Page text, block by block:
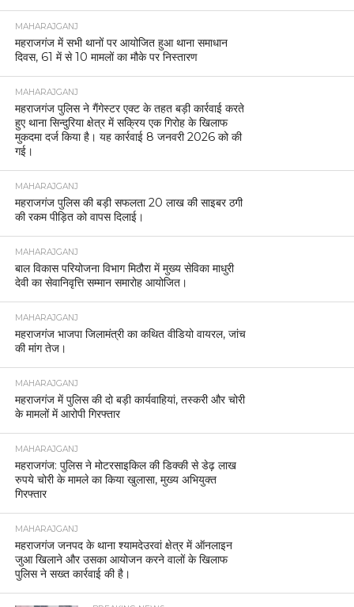
MAHARAJGANJ
महराजगंज में सभी थानों पर आयोजित हुआ थाना समाधान
दिवस, 61 में से 10 मामलों का मौके पर निस्तारण
MAHARAJGANJ
महराजगंज पुलिस ने गैंगेस्टर एक्ट के तहत बड़ी कार्रवाई करते
हुए थाना सिन्दुरिया क्षेत्र में सक्रिय एक गिरोह के खिलाफ
मुकदमा दर्ज किया है। यह कार्रवाई 8 जनवरी 2026 को की
गई।
MAHARAJGANJ
महराजगंज पुलिस की बड़ी सफलता 20 लाख की साइबर ठगी
की रकम पीड़ित को वापस दिलाई।
MAHARAJGANJ
बाल विकास परियोजना विभाग मिठौरा में मुख्य सेविका माधुरी
देवी का सेवानिवृत्ति सम्मान समारोह आयोजित।
MAHARAJGANJ
महराजगंज भाजपा जिलामंत्री का कथित वीडियो वायरल, जांच
की मांग तेज।
MAHARAJGANJ
महराजगंज में पुलिस की दो बड़ी कार्यवाहियां, तस्करी और चोरी
के मामलों में आरोपी गिरफ्तार
MAHARAJGANJ
महराजगंज: पुलिस ने मोटरसाइकिल की डिक्की से डेढ़ लाख
रुपये चोरी के मामले का किया खुलासा, मुख्य अभियुक्त
गिरफ्तार
MAHARAJGANJ
महराजगंज जनपद के थाना श्यामदेउरवां क्षेत्र में ऑनलाइन
जुआ खिलाने और उसका आयोजन करने वालों के खिलाफ
पुलिस ने सख्त कार्रवाई की है।